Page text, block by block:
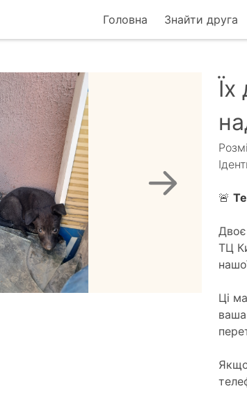
Головна Знайти друга
🚨
Двоє
ТЦ
Ці